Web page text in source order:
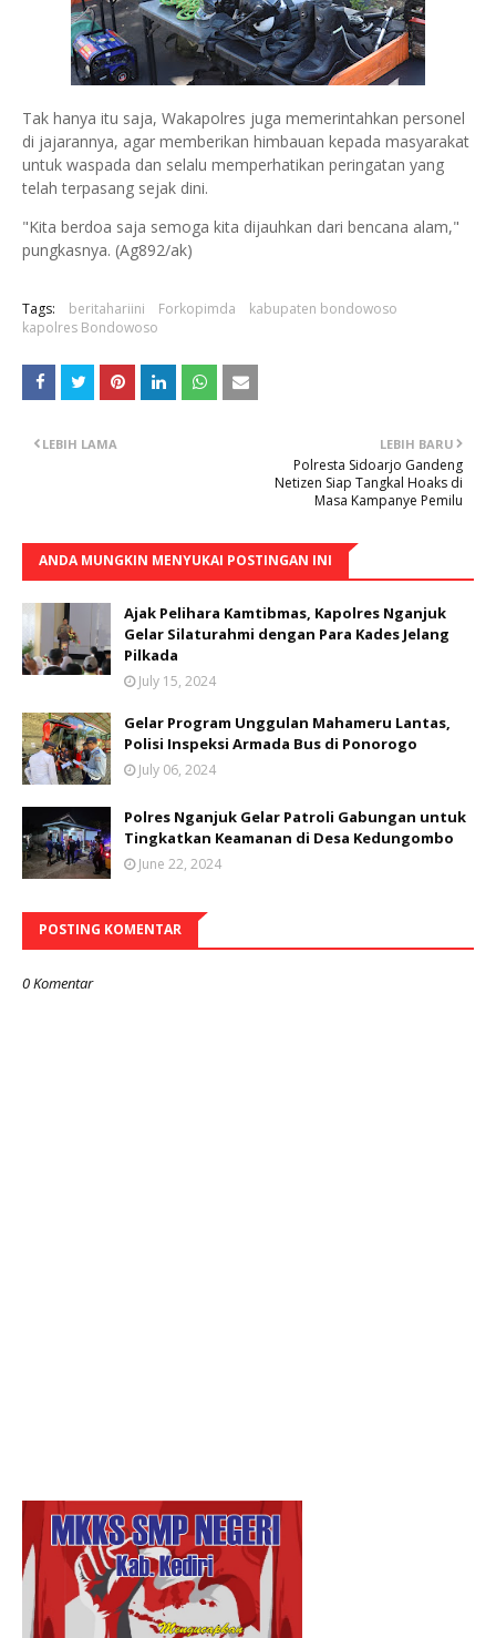
Tak hanya itu saja, Wakapolres juga memerintahkan personel
di jajarannya, agar memberikan himbauan kepada masyarakat
untuk waspada dan selalu memperhatikan peringatan yang
telah terpasang sejak dini.
"Kita berdoa saja semoga kita dijauhkan dari bencana alam,"
pungkasnya. (Ag892/ak)
Tags: beritahariini Forkopimda
kabupaten bondowoso
kapolres Bondowoso
LEBIH BARU
Polresta Sidoarjo Gandeng
Netizen Siap Tangkal Hoaks di
Masa Kampanye Pemilu
LEBIH LAMA
ANDA MUNGKIN MENYUKAI POSTINGAN INI
Ajak Pelihara Kamtibmas, Kapolres Nganjuk
Gelar Silaturahmi dengan Para Kades Jelang
Pilkada
July 15, 2024
Gelar Program Unggulan Mahameru Lantas,
Polisi Inspeksi Armada Bus di Ponorogo
July 06, 2024
Polres Nganjuk Gelar Patroli Gabungan untuk
Tingkatkan Keamanan di Desa Kedungombo
June 22, 2024
POSTING KOMENTAR
0 Komentar